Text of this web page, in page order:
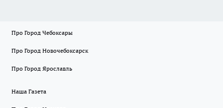
Про Город Чебоксары
Про Город Новочебоксарск
Про Город Ярославль
Наша Газета